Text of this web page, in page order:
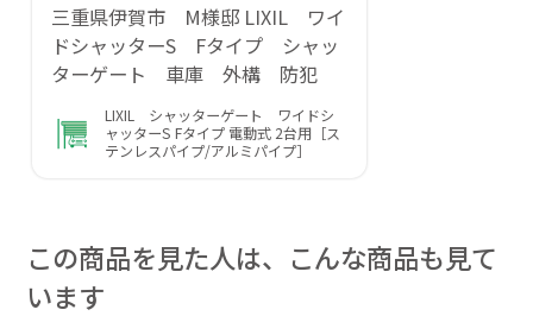
三重県伊賀市 M様邸 LIXIL ワイ
ドシャッターS Fタイプ シャッ
ターゲート 車庫 外構 防犯
LIXIL シャッターゲート ワイドシ
ャッターS Fタイプ 電動式 2台用［ス
テンレスパイプ/アルミパイプ］
この商品を見た人は、こんな商品も見て
います